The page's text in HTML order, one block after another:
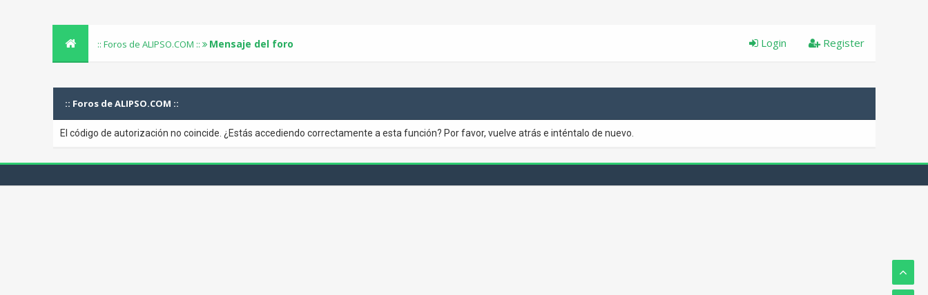
:: Foros de ALIPSO.COM :: Mensaje del foro Register
Login
:: Foros de ALIPSO.COM ::
El código de autorización no coincide. ¿Estás accediendo correctamente a esta función? Por favor, vuelve atrás e inténtalo de nuevo.